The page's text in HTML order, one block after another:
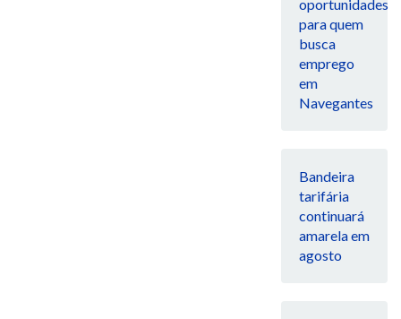
oportunidades
para quem
busca
emprego
em
Navegantes
Bandeira
tarifária
continuará
amarela em
agosto